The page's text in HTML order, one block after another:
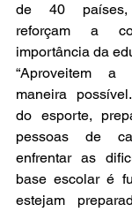
de 40 países,
reforçam a
importância da
“Aproveitem
maneira
do esporte,
pessoas de
enfrentar as
base escolar é
estejam